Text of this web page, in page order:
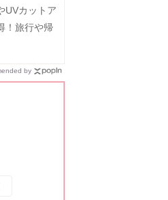
UVカットア
！旅行や帰
by